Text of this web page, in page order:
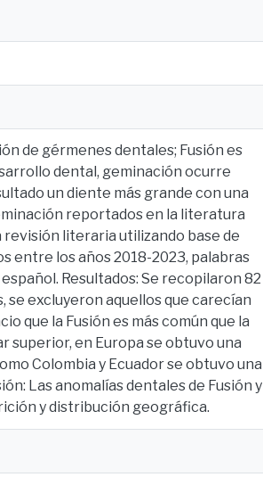
de gérmenes dentales; Fusión es
dental, geminación ocurre
un diente más grande con una
reportados en la literatura
revisión literaria utilizando base de
entre los años 2018-2023, palabras
Resultados: Se recopilaron 82
se excluyeron aquellos que carecían
que la Fusión es más común que la
superior, en Europa se obtuvo una
Colombia y Ecuador se obtuvo una
Las anomalías dentales de Fusión y
y distribución geográfica.